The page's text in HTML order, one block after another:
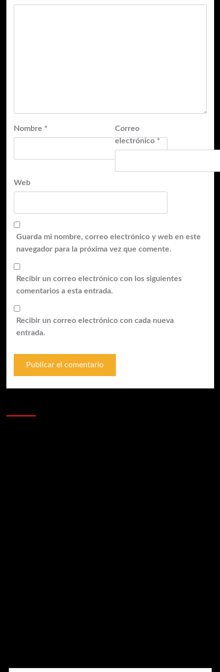
Nombre *
Correo
electrónico*
Web
Guarda mi nombre, correo electrónico y web en este
navegador para la próxima vez que comente.
Recibir un correo electrónico con los siguientes
comentarios a esta entrada.
Recibir un correo electrónico con cada nueva
entrada.